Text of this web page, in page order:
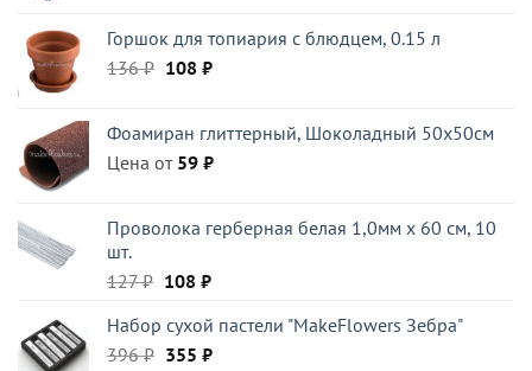
Горшок для топиария с блюдцем, 0.15 л
136₽ Первоначальная
136 ₽.
108 ₽Текущая
Фоамиран глиттерный, Шоколадный 50x50см
Цена от 59 ₽
Проволока герберная белая 1,0мм x 60 см, 10
шт.
127₽ Первоначальная
составляла
127 ₽.
108 ₽Текущая
108 ₽.
Набор сухой пастели "MakeFlowers Зебра"
396₽ Первоначальная
355 ₽Текущая